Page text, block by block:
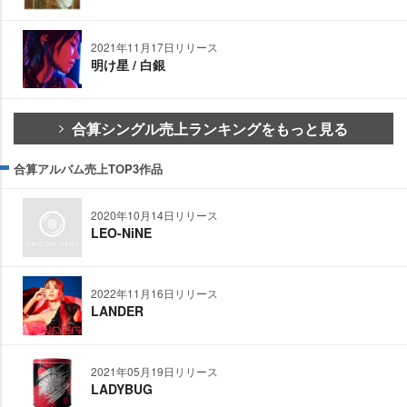
2021年11月17日リリース
明け星 / 白銀
合算シングル売上ランキングをもっと見る
合算アルバム売上TOP3作品
2020年10月14日リリース
LEO-NiNE
2022年11月16日リリース
LANDER
2021年05月19日リリース
LADYBUG